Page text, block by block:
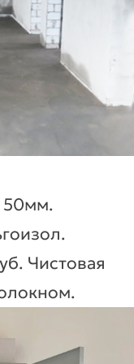
50мм.
Чистовая